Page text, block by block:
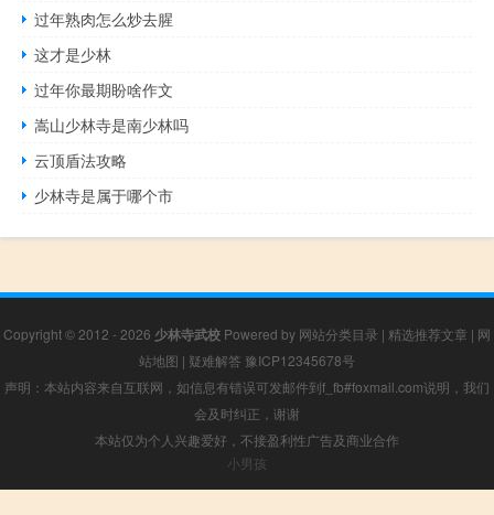
过年熟肉怎么炒去腥
这才是少林
过年你最期盼啥作文
嵩山少林寺是南少林吗
云顶盾法攻略
少林寺是属于哪个市
Copyright © 2012 - 2026 少林寺武校 Powered by 网站分类目录 | 精选推荐文章 | 网
站地图 | 疑难解答 豫ICP12345678号
声明：本站内容来自互联网，如信息有错误可发邮件到f_fb#foxmail.com说明，我们
会及时纠正，谢谢
本站仅为个人兴趣爱好，不接盈利性广告及商业合作
小男孩